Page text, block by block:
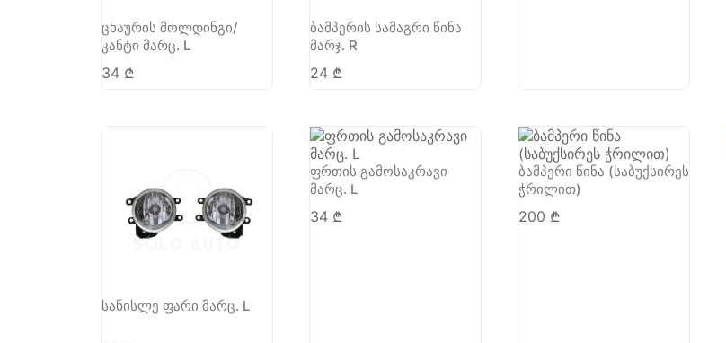
ცხაურის მოლდინგი/
კანტი მარც. L
34 ₾
ბამპერის სამაგრი წინა
მარჯ. R
24 ₾
სანისლე ფარი მარც. L
ფრთის გამოსაკრავი
მარც. L
34 ₾
ბამპერი წინა (საბუქსირეს
ჭრილით)
200 ₾